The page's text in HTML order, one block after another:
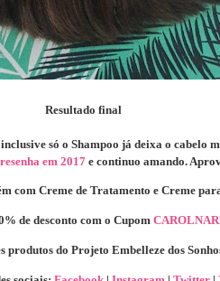
Resultado final
inclusive só o Shampoo já deixa o cabelo
resenha em 2017 e continuo amando.
com Creme de Tratamento e Creme
de desconto com o Cupom
produtos do Projeto Embelleze dos